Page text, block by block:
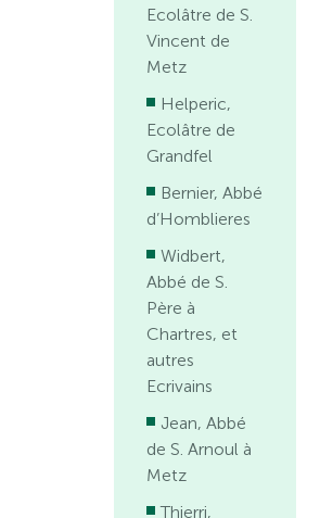
Ecolâtre de S.
Vincent de
Metz
Helperic,
Ecolâtre de
Grandfel
Bernier, Abbé
d’Homblieres
Widbert,
Abbé de S.
Père à
Chartres, et
autres
Ecrivains
Jean, Abbé
de S. Arnoul à
Metz
Thierri,